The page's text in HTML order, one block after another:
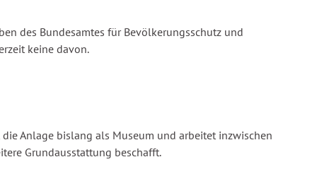
des Bundesamtes für Bevölkerungsschutz und
keine davon.
Anlage bislang als Museum und arbeitet inzwischen
Grundausstattung beschafft.